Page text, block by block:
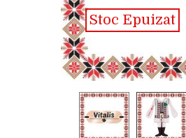
Stoc Epuizat